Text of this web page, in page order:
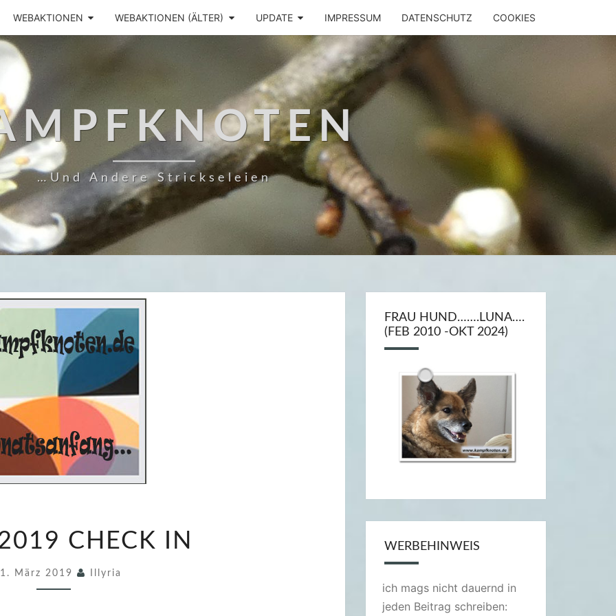
WEBAKTIONEN WEBAKTIONEN (ÄLTER) UPDATE IMPRESSUM DATENSCHUTZ COOKIES
…und Andere Strickseleien
Ä CHECK IN
1. März 2019 Illyria
FRAU HUND…….LUNA….
(FEB 2010 -OKT 2024)
WERBEHINWEIS
ich mags nicht dauernd in
jeden Beitrag schreiben: